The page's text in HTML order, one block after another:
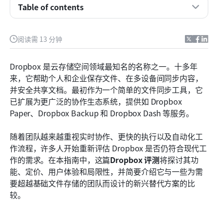
阅读需 13 分钟
Dropbox 是云存储空间领域最知名的名称之一。十多年
来，它帮助个人和企业保存文件、在多设备间同步内容，
并安全共享文档。最初作为一个简单的文件同步工具，它
已扩展为更广泛的协作生态系统，提供如 Dropbox
Paper、Dropbox Backup 和 Dropbox Dash 等服务。
随着团队越来越重视实时协作、更快的执行以及自动化工
作流程，许多人开始重新评估 Dropbox 是否仍符合现代工
作的需求。在本指南中，这篇Dropbox 评测将探讨其功
能、定价、用户体验和局限性，并简要介绍它与一些为需
要超越基础文件存储的团队而设计的新兴替代方案的比
较。
Table of contents
使用 Dropbox 的优缺点
认识 Lark：在这里，文件存储空间、文档协作与工
作融为一体
Dropbox 与 Lark：功能对比助力实用决策
结论
常见问题
相关阅读